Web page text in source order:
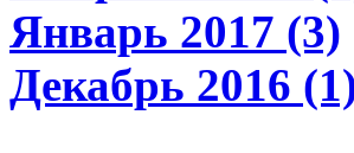
Январь 2017 (3)
Декабрь 2016